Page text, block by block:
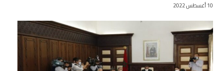
10 أغسطس 2022